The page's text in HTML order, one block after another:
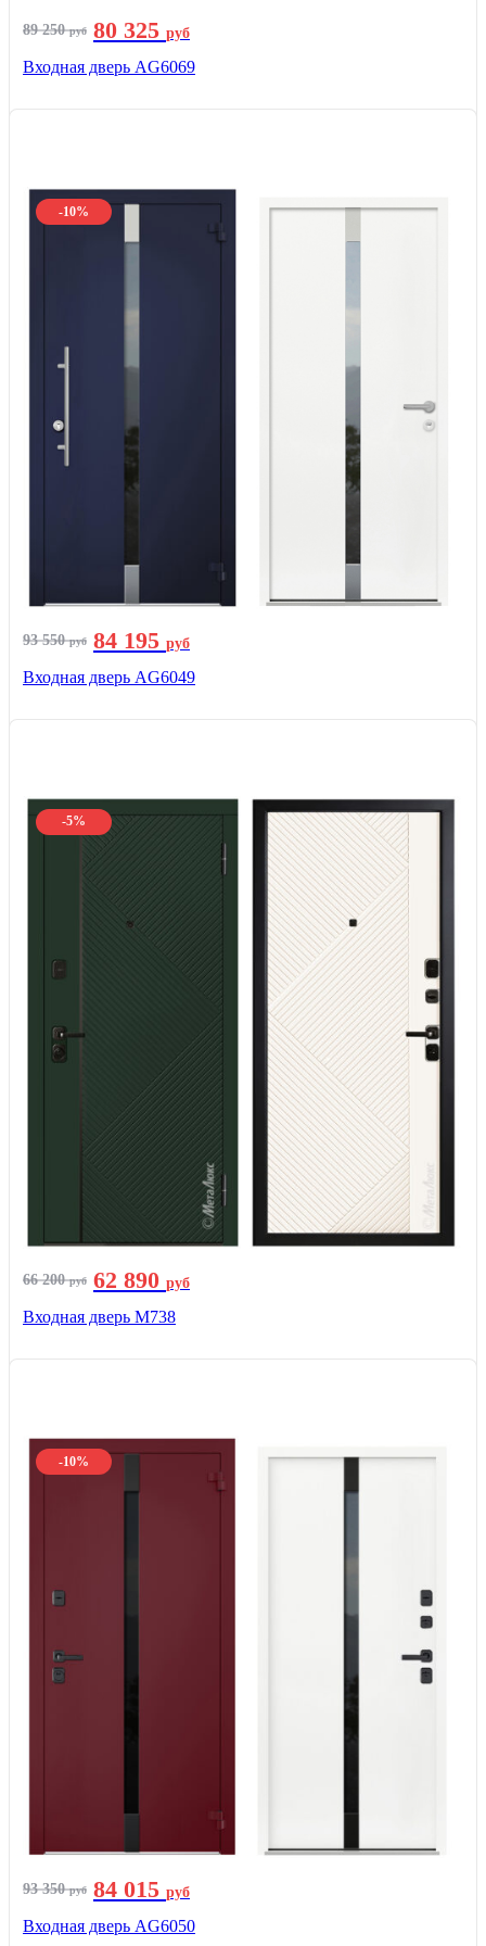
89 250руб 80 325 руб
Входная дверь AG6069
-10%
93 550руб 84 195 руб
Входная дверь AG6049
-5%
66 200руб 62 890 руб
Входная дверь М738
-10%
93 350руб 84 015 руб
Входная дверь AG6050